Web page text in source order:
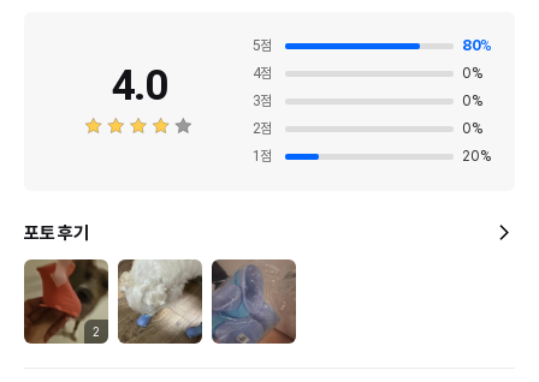
4.0
5점 80%
4점 0%
3점 0%
2점 0%
1 점 20%
포토 후기
2